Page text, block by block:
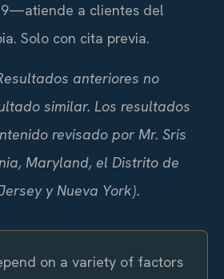
a clientes del
Solo con cita previa.
anteriores no
similar. Los resultados
revisado por Mr. Sris
Maryland, el Distrito de
y Nueva York).
on a variety of factors